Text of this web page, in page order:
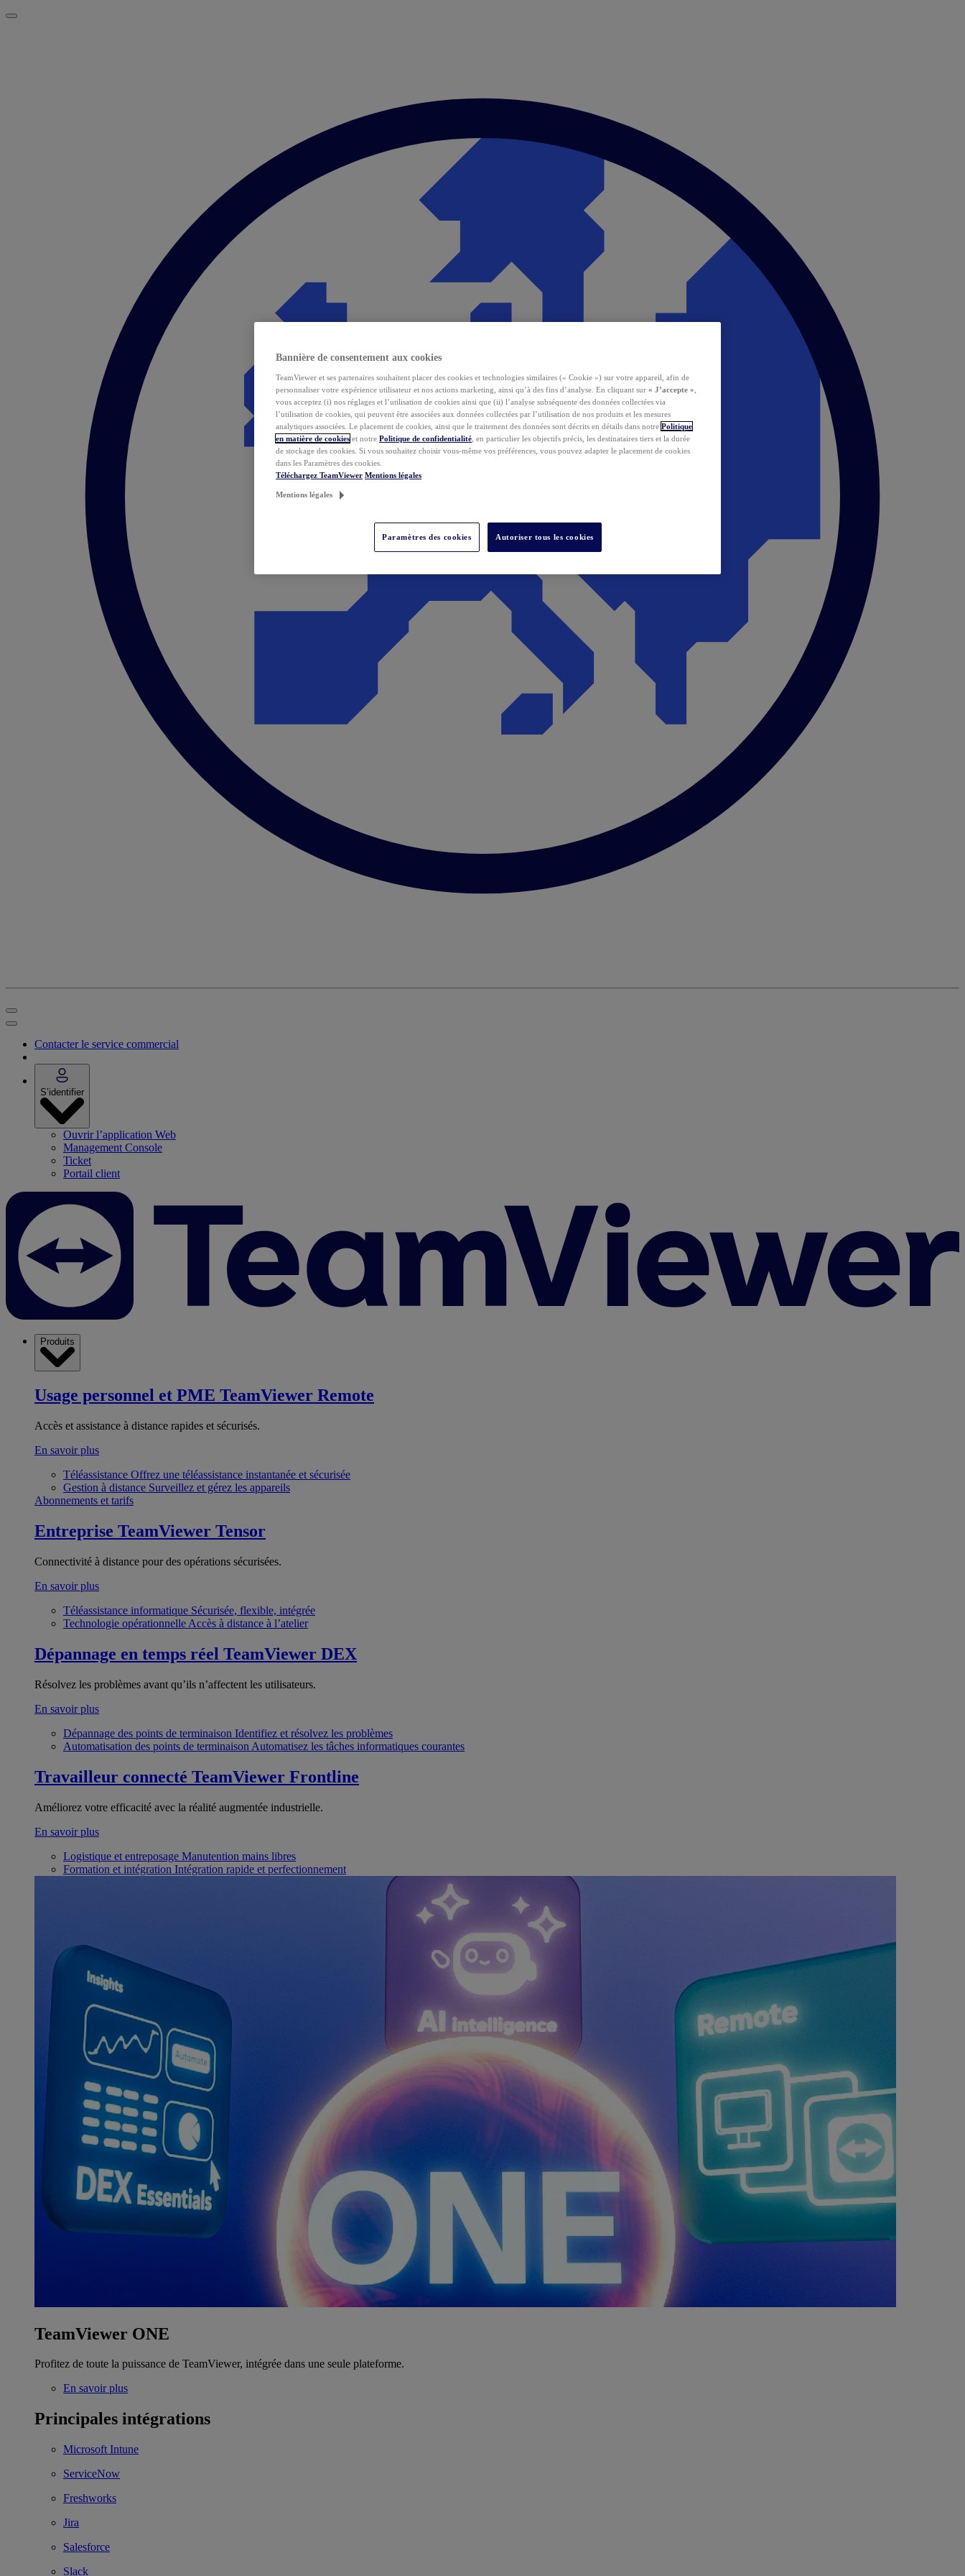
Contacter le service commercial
S’identifier
Ouvrir l’application Web
Management Console
Ticket
Portail client
Produits
Usage personnel et PME TeamViewer Remote
Accès et assistance à distance rapides et sécurisés.
En savoir plus
Téléassistance Offrez une téléassistance instantanée et sécurisée
Gestion à distance Surveillez et gérez les appareils
Abonnements et tarifs
Entreprise TeamViewer Tensor
Connectivité à distance pour des opérations sécurisées.
En savoir plus
Téléassistance informatique Sécurisée, flexible, intégrée
Technologie opérationnelle Accès à distance à l’atelier
Dépannage en temps réel TeamViewer DEX
Résolvez les problèmes avant qu’ils n’affectent les utilisateurs.
En savoir plus
Dépannage des points de terminaison Identifiez et résolvez les problèmes
Automatisation des points de terminaison Automatisez les tâches informatiques courantes
Travailleur connecté TeamViewer Frontline
Améliorez votre efficacité avec la réalité augmentée industrielle.
En savoir plus
Logistique et entreposage Manutention mains libres
Formation et intégration Intégration rapide et perfectionnement
TeamViewer ONE
Profitez de toute la puissance de TeamViewer, intégrée dans une seule plateforme.
En savoir plus
Principales intégrations
Microsoft Intune
ServiceNow
Freshworks
Jira
Salesforce
Slack
Bannière de consentement aux cookies
TeamViewer et ses partenaires souhaitent placer des cookies et technologies similaires (« Cookie ») sur votre appareil, afin de
personnaliser votre expérience utilisateur et nos actions marketing, ainsi qu’à des fins d’analyse. En cliquant sur « J’accepte »
vous acceptez (i) nos réglages et l’utilisation de cookies ainsi que (ii) l’analyse subséquente des données collectées via
l’utilisation de cookies, qui peuvent être associées aux données collectées par l’utilisation de nos produits et les mesures
analytiques associées. Le placement de cookies, ainsi que le traitement des données sont décrits en détails dans notre Politique
en matière de cookies et notre Politique de confidentialité , en particulier les objectifs précis, les destinataires tiers et la durée
de stockage des cookies. Si vous souhaitez choisir vous-même vos préférences, vous pouvez adapter le placement de cookies
dans les Paramètres des cookies.
Téléchargez TeamViewer Mentions légales
Mentions légales
Paramètres des cookies Autoriser tous les cookies